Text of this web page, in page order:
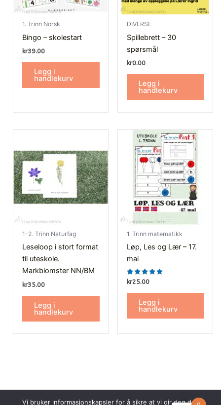
1. Trinn Norsk
Bingo – skolestart
kr39.00
Legg i
handlekurv
DIVERSE
Spillebrett – 30
spørsmål
kr0.00
Legg i
handlekurv
1-2. Trinn Naturfag
Leseloop i stort format
til uteskole.
Markblomster NN/BM
kr35.00
Legg i
handlekurv
1. Trinn matematikk
Løp, Les og Lær – 17.
mai
Vurdert
av 5
kr25.00
Legg i
handlekurv
Vi bruker informasjonskapsler for å sikre at vi gir deg den